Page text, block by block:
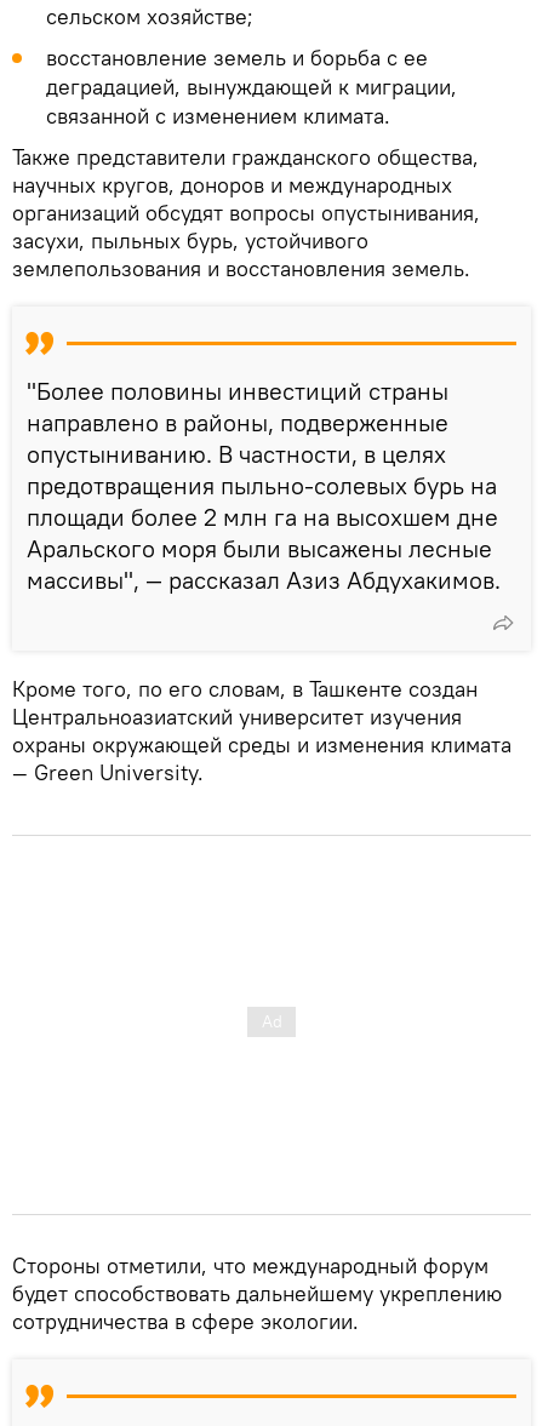
сельском хозяйстве;
восстановление земель и борьба с ее
деградацией, вынуждающей к миграции,
связанной с изменением климата.
Также представители гражданского общества,
научных кругов, доноров и международных
организаций обсудят вопросы опустынивания,
засухи, пыльных бурь, устойчивого
землепользования и восстановления земель.
"Более половины инвестиций страны
направлено в районы, подверженные
опустыниванию. В частности, в целях
предотвращения пыльно-солевых бурь на
площади более 2 млн га на высохшем дне
Аральского моря были высажены лесные
массивы", — рассказал Азиз Абдухакимов.
Кроме того, по его словам, в Ташкенте создан
Центральноазиатский университет изучения
охраны окружающей среды и изменения климата
— Green University.
Стороны отметили, что международный форум
будет способствовать дальнейшему укреплению
сотрудничества в сфере экологии.